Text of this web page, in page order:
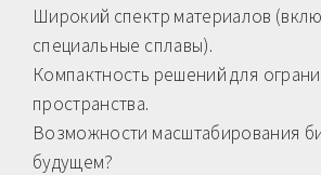
Широкий спектр материалов
специальные сплавы).
Компактность решений для
пространства.
Возможности масштабирования
будущем?